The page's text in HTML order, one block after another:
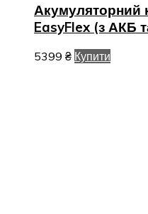
Акумуляторний
EasyFlex (з АКБ
5399 ₴ Купити